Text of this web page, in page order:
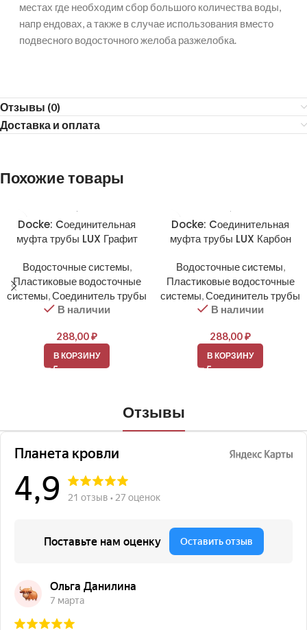
местах где необходим сбор большого количества воды,
напр ендовах, а также в случае использования вместо
подвесного водосточного желоба разжелобка.
Отзывы (0)
Доставка и оплата
Похожие товары
Docke: Cоединительная
муфта трубы LUX Графит
Водосточные системы,
Пластиковые водосточные
системы,Соединитель трубы
В наличии
288,00₽
В КОРЗИНУ
Docke: Cоединительная
муфта трубы LUX Карбон
Водосточные системы,
Пластиковые водосточные
системы,Соединитель трубы
В наличии
288,00₽
В КОРЗИНУ
Отзывы